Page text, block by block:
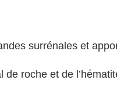
surrénales et
roche et de